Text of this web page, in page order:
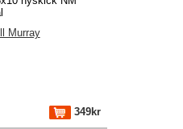
Murray
349kr